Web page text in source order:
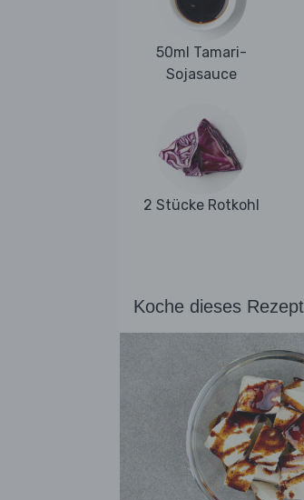
50ml Tamari-
Sojasauce
2 Stücke Rotkohl
Koche dieses